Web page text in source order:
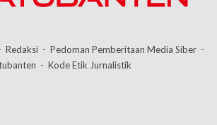
Redaksi - Pedoman Pemberitaan Media Siber -
- Kode Etik Jurnalistik